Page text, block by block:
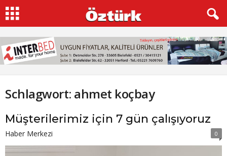
Schlagwort: ahmet koçbay
Müşterilerimiz için 7 gün çalışıyoruz
Haber Merkezi 0